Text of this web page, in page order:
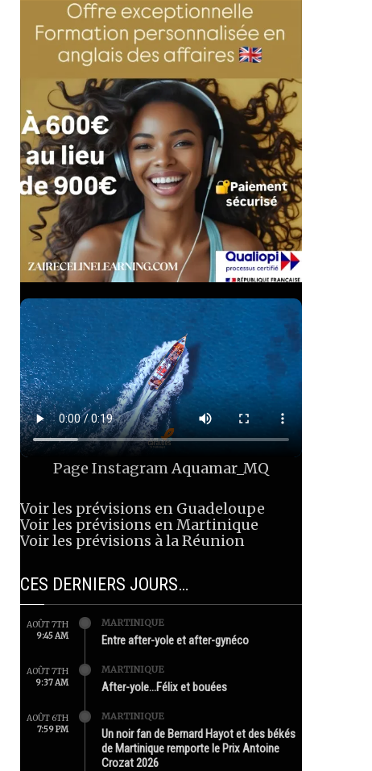
Page InstagramAquamar_MQ
Voir les prévisions en Guadeloupe
Voir les prévisions en Martinique
Voir les prévisions à la Réunion
CES DERNIERS JOURS…
AOÛT 7TH
9:45 AM
MARTINIQUE
Entre after-yole et after-gynéco
AOÛT 7TH
9:37 AM
MARTINIQUE
After-yole…Félix et bouées
AOÛT 6TH
7:59 PM
MARTINIQUE
Un noir fan de Bernard Hayot et des békés
de Martinique remporte le Prix Antoine
Crozat 2026